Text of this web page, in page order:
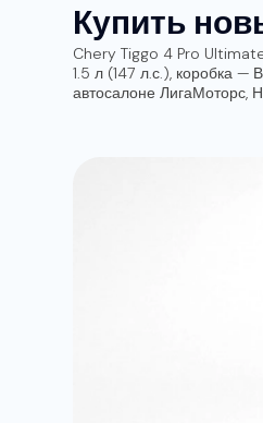
Купить
Chery Tiggo 4 Pro
1.5 л (147 л.с.), коробка
автосалоне ЛигаМоторс,